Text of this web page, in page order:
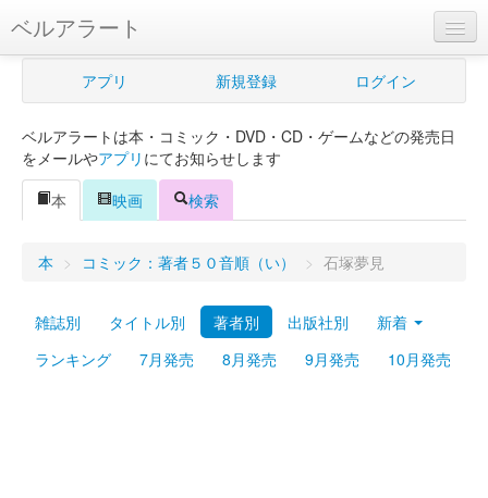
ベルアラート
ベルアラートとは
新規登録
ログイン
Myシェルフ
プレミアム
アプリ 新規登録 ログイン
ベルアラートは本・コミック・DVD・CD・ゲームなどの発売日
をメールやアプリ にてお知らせします
本
映画 検索
本 > コミック：著者５０音順（い） > 石塚夢見
雑誌別 タイトル別 著者別 出版社別
新着
ランキング
7月発売 8月発売 9月発売 10月発売